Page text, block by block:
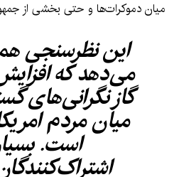
میان دموکرات‌ها و حتی بخشی از
این نظرسنجی
می‌دهد که
گاز نگرانی‌های
میان مردم
است.